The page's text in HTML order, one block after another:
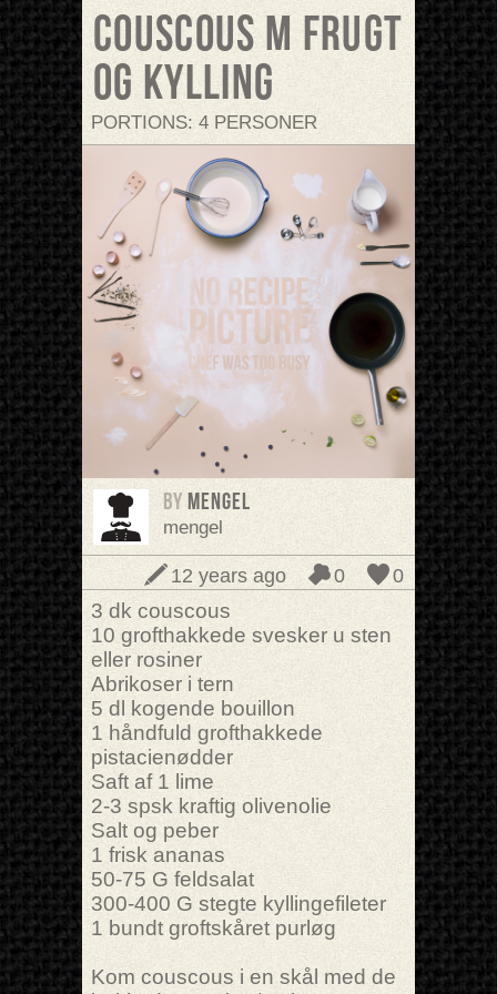
Couscous m frugt
og kylling
PORTIONS: 4 PERSONER
BY mengel
mengel
0
0
12 years ago
3 dk couscous
10 grofthakkede svesker u sten
eller rosiner
Abrikoser i tern
5 dl kogende bouillon
1 håndfuld grofthakkede
pistacienødder
Saft af 1 lime
2-3 spsk kraftig olivenolie
Salt og peber
1 frisk ananas
50-75 G feldsalat
300-400 G stegte kyllingefileter
1 bundt groftskåret purløg
Kom couscous i en skål med de